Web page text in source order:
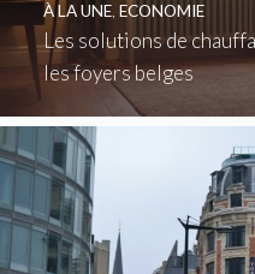
Les solutions de
les foyers belges
À LA UNE, ECONOMIE